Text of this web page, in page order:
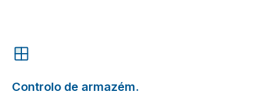
Controlo de armazém.